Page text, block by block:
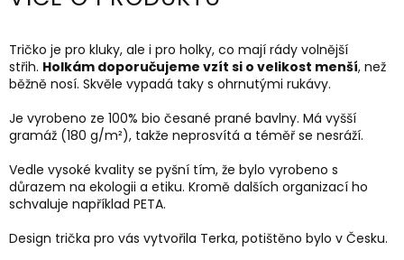
Tričko je pro kluky, ale i pro holky, co mají rády volnější
střih. Holkám doporučujeme vzít si o velikost menší, než
běžně nosí. Skvěle vypadá taky s ohrnutými rukávy.
Je vyrobeno ze 100% bio česané prané bavlny. Má vyšší
gramáž (180 g/m²), takže neprosvítá a téměř se nesráží.
Vedle vysoké kvality se pyšní tím, že bylo vyrobeno s
důrazem na ekologii a etiku. Kromě dalších organizací ho
schvaluje například PETA.
Design trička pro vás vytvořila Terka, potištěno bylo v Česku.